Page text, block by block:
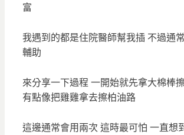
富
我遇到的都是住院醫師幫我插 不過通
輔助
來分享一下過程 一開始就先拿大棉棒
有點像把雞雞拿去擦柏油路
這邊通常會用兩次 這時最可怕 一直想